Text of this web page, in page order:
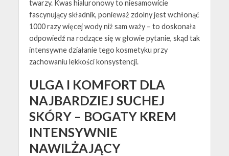
twarzy. Kwas hialuronowy to niesamowicie
fascynujący składnik, ponieważ zdolny jest wchłonąć
1000 razy więcej wody niż sam waży – to doskonała
odpowiedź na rodzące się w głowie pytanie, skąd tak
intensywne działanie tego kosmetyku przy
zachowaniu lekkości konsystencji.
ULGA I KOMFORT DLA
NAJBARDZIEJ SUCHEJ
SKÓRY – BOGATY KREM
INTENSYWNIE
NAWILŻAJĄCY